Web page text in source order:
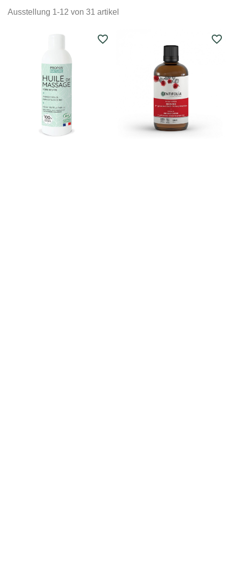
Ausstellung 1-12 von 31 artikel
favorite_border favorite_border